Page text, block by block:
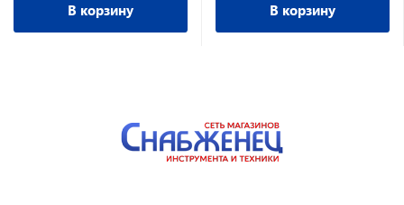
В корзину В корзину